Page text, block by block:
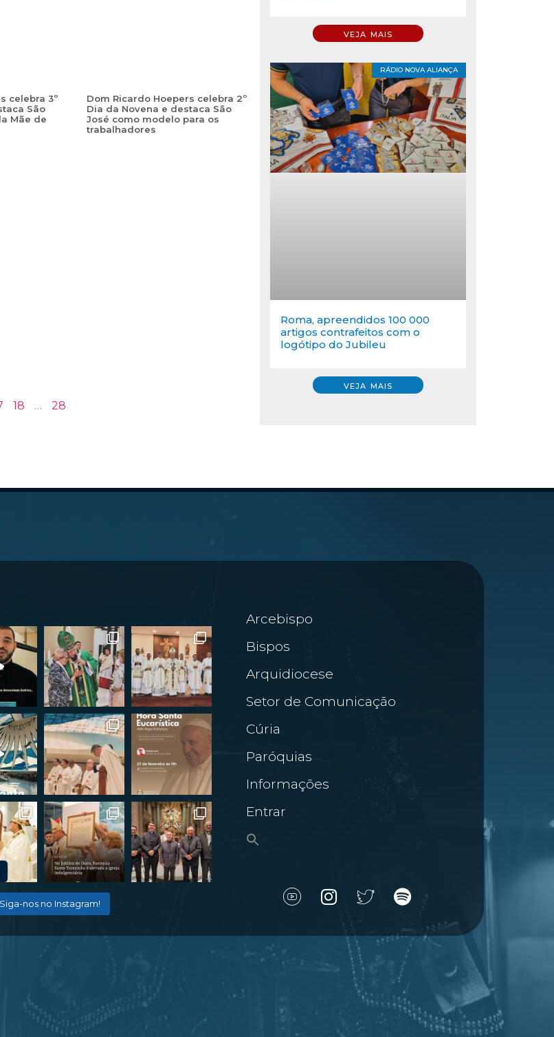
celebra 3º
São
Mãe de
Dom Ricardo Hoepers celebra 2º
Dia da Novena e destaca São
José como modelo para os
trabalhadores
18 … 28
VEJA MAIS
RÁDIO NOVA ALIANÇA
Roma, apreendidos 100 000
artigos contrafeitos com o
logótipo do Jubileu
VEJA MAIS
Siga-nos no Instagram!
Arcebispo
Bispos
Arquidiocese
Setor de Comunicação
Cúria
Paróquias
Informações
Entrar